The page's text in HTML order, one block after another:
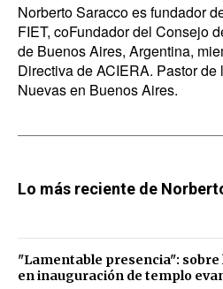
Norberto Saracco es fundador
FIET, coFundador del Consejo
de Buenos Aires, Argentina,
Directiva de ACIERA. Pastor
Nuevas en Buenos Aires.
Lo más reciente de
"Lamentable presencia":
en inauguración de templo